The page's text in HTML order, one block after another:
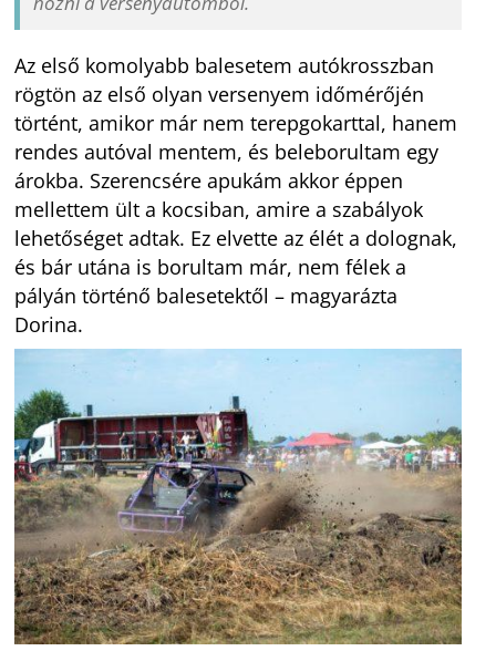
Az első komolyabb balesetem autókrosszban
rögtön az első olyan versenyem időmérőjén
történt, amikor már nem terepgokarttal, hanem
rendes autóval mentem, és beleborultam egy
árokba. Szerencsére apukám akkor éppen
mellettem ült a kocsiban, amire a szabályok
lehetőséget adtak. Ez elvette az élét a dolognak,
és bár utána is borultam már, nem félek a
pályán történő balesetektől – magyarázta
Dorina.